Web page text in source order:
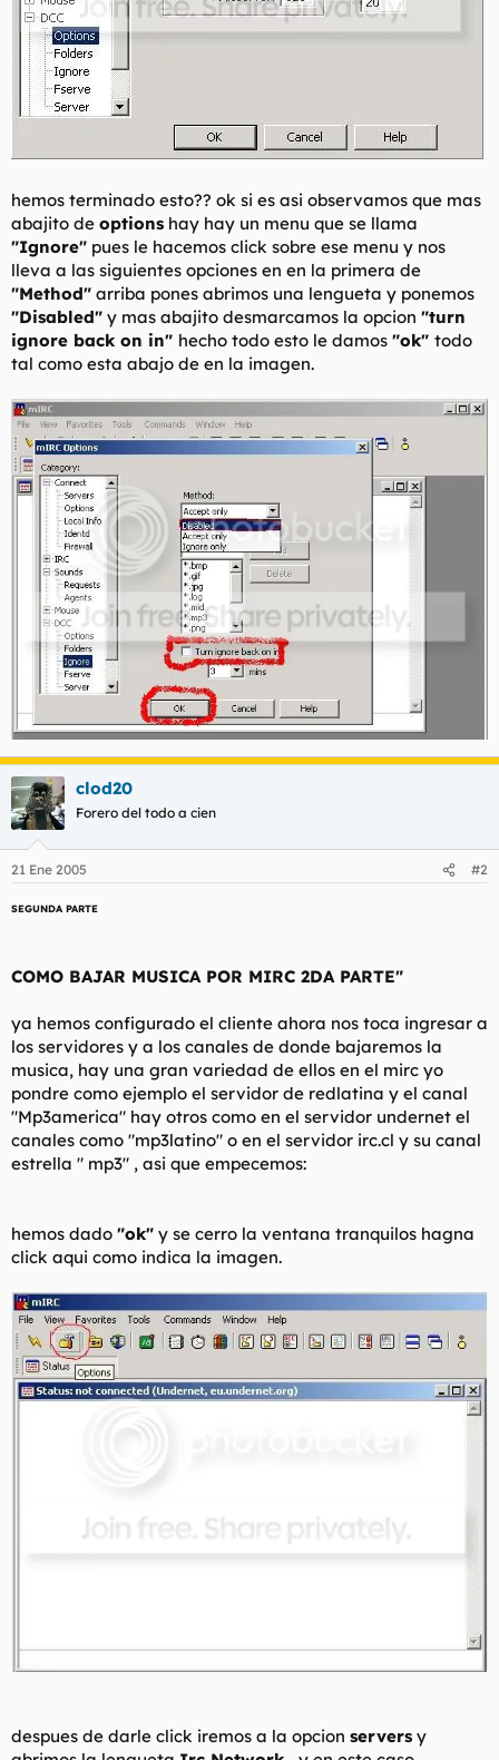
hemos terminado esto?? ok si es asi observamos que mas
abajito de options hay hay un menu que se llama
"Ignore" pues le hacemos click sobre ese menu y nos
lleva a las siguientes opciones en en la primera de
"Method" arriba pones abrimos una lengueta y ponemos
"Disabled" y mas abajito desmarcamos la opcion "turn
ignore back on in" hecho todo esto le damos "ok" todo
tal como esta abajo de en la imagen.
clod20
Forero del todo a cien
21 Ene 2005 #2
SEGUNDA PARTE
COMO BAJAR MUSICA POR MIRC 2DA PARTE"
ya hemos configurado el cliente ahora nos toca ingresar a
los servidores y a los canales de donde bajaremos la
musica, hay una gran variedad de ellos en el mirc yo
pondre como ejemplo el servidor de redlatina y el canal
"Mp3america" hay otros como en el servidor undernet el
canales como "mp3latino" o en el servidor irc.cl y su canal
estrella " mp3" , asi que empecemos:
hemos dado "ok" y se cerro la ventana tranquilos hagna
click aqui como indica la imagen.
despues de darle click iremos a la opcion servers y